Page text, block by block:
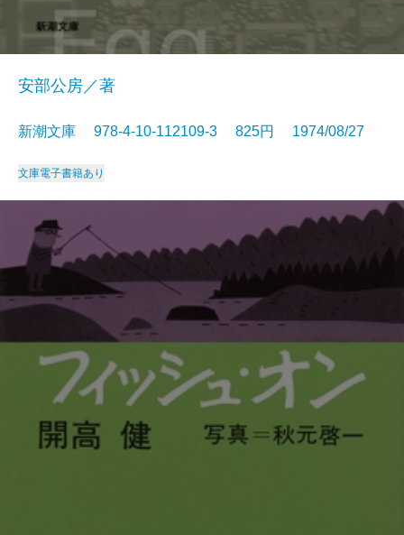
安部公房／著
新潮文庫 978-4-10-112109-3 825円 1974/08/27
文庫電子書籍あり